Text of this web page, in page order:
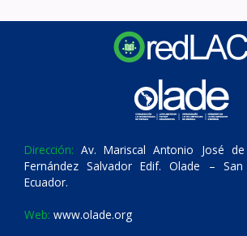
Dirección: Av. Mariscal Antonio José
Fernández Salvador Edif. Olade –
Ecuador.
Web: www.olade.org